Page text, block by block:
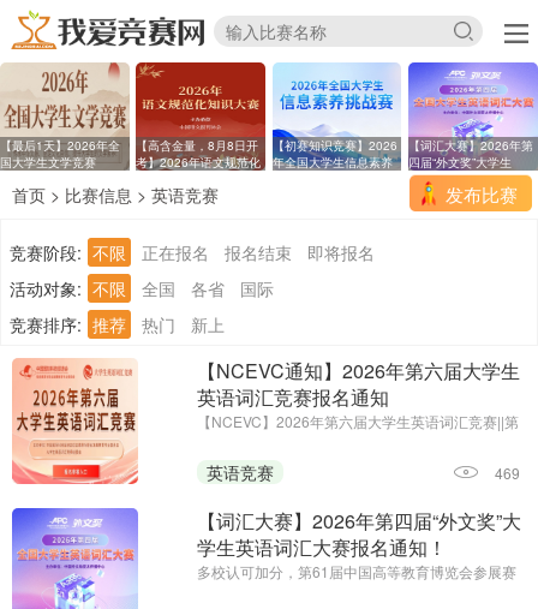
【最后1天】2026年全
国大学生文学竞赛
【高含金量，8月8日开
考】2026年语文规范化
【初赛知识竞赛】2026
年全国大学生信息素养
【词汇大赛】2026年第
四届“外文奖”大学生
发布比赛
首页 > 比赛信息 > 英语竞赛
竞赛阶段: 不限 正在报名 报名结束
即将报名
活动对象: 不限 全国 各省
国际
竞赛排序: 推荐 热门 新上
【NCEVC通知】2026年第六届大学生
英语词汇竞赛报名通知
【NCEVC】2026年第六届大学生英语词汇竞赛||第
英语竞赛 469
【词汇大赛】2026年第四届“外文奖”大
学生英语词汇大赛报名通知！
多校认可加分，第61届中国高等教育博览会参展赛